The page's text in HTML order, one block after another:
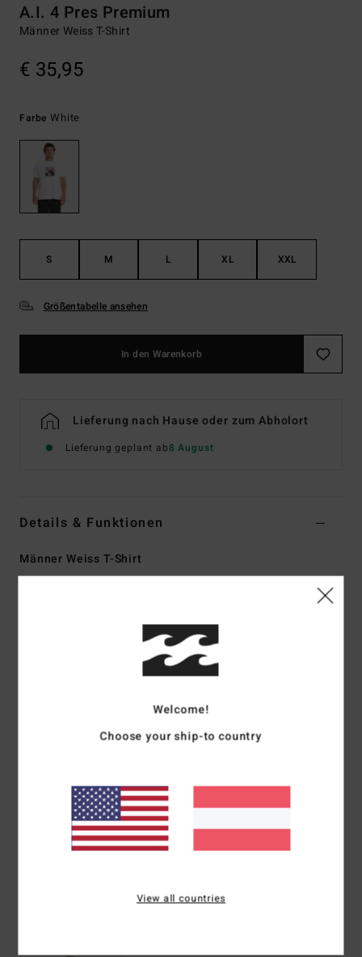
A.I. 4 Pres Premium
Männer Weiss T-Shirt
€ 35,95
FarbeWhite
S M L XL XXL
Größentabelle ansehen
In den Warenkorb
Lieferung nach Hause oder zum Abholort
Lieferung geplant ab8 August
Details & Funktionen
Männer Weiss T-Shirt
Baumwoll-Jersey [170 g/m2]
Premium Fit
Siebdruck auf der Brust
Teil der A.I. Forever Billabong Kollektion
Versand & Rückversand
Welcome!
Choose your ship-to country
View all countries